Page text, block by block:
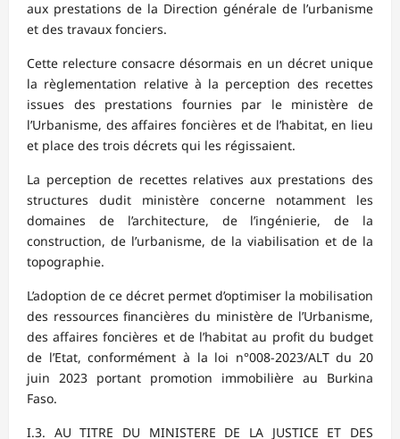
aux prestations de la Direction générale de l’urbanisme
et des travaux fonciers.
Cette relecture consacre désormais en un décret unique
la règlementation relative à la perception des recettes
issues des prestations fournies par le ministère de
l’Urbanisme, des affaires foncières et de l’habitat, en lieu
et place des trois décrets qui les régissaient.
La perception de recettes relatives aux prestations des
structures dudit ministère concerne notamment les
domaines de l’architecture, de l’ingénierie, de la
construction, de l’urbanisme, de la viabilisation et de la
topographie.
L’adoption de ce décret permet d’optimiser la mobilisation
des ressources financières du ministère de l’Urbanisme,
des affaires foncières et de l’habitat au profit du budget
de l’Etat, conformément à la loi n°008-2023/ALT du 20
juin 2023 portant promotion immobilière au Burkina
Faso.
I.3. AU TITRE DU MINISTERE DE LA JUSTICE ET DES